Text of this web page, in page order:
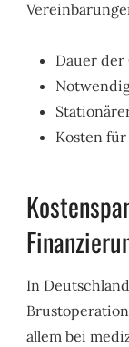
Dauer
Kosten
In
allem bei